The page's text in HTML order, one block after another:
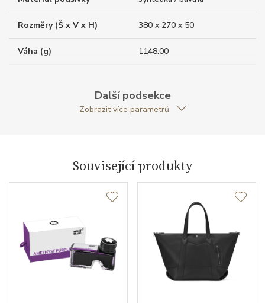
Rozměry (Š x V x H) 380 x 270 x 50
Váha (g) 1148.00
Montblanc Sartorial
Další podsekce
Zobrazit více parametrů
Související produkty